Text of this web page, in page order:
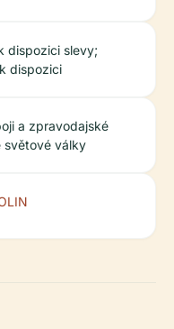
dispozici slevy;
dispozici
a zpravodajské
světové války